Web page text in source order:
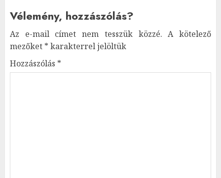
Vélemény, hozzászólás?
Az e-mail címet nem tesszük közzé. A kötelező
mezőket * karakterrel jelöltük
Hozzászólás *